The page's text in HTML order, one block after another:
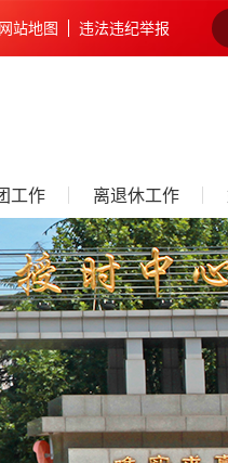
网站地图 违法违纪举报
工作 离退休工作